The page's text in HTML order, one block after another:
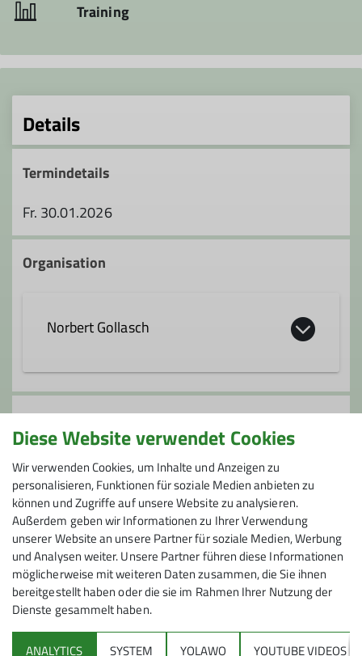
Training
Details
Termindetails
Fr. 30.01.2026
Organisation
Norbert Gollasch
01773277469
norbert.gollasch@dav-
wolfratshausen.de
Qualifikationen
Trainer*in C Bergsteigen
Trainer*in B Skihochtour
Trainer*in C Skibergsteigen
Anmeldung
Online Anmeldung T73 Update LVS-Suche
Preis
10 €
Diese Website verwendet Cookies
Wir verwenden Cookies, um Inhalte und Anzeigen zu
personalisieren, Funktionen für soziale Medien anbieten zu
können und Zugriffe auf unsere Website zu analysieren.
Außerdem geben wir Informationen zu Ihrer Verwendung
unserer Website an unsere Partner für soziale Medien, Werbung
und Analysen weiter. Unsere Partner führen diese Informationen
möglicherweise mit weiteren Daten zusammen, die Sie ihnen
bereitgestellt haben oder die sie im Rahmen Ihrer Nutzung der
Dienste gesammelt haben.
ANALYTICS SYSTEM YOLAWO YOUTUBE VIDEOS